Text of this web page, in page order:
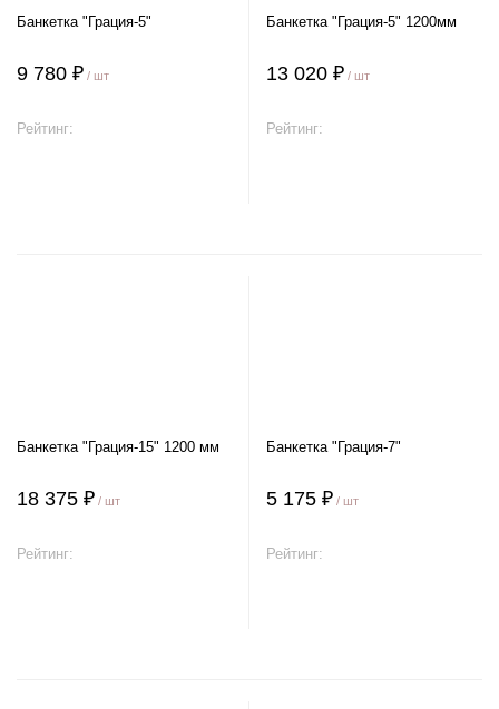
Банкетка "Грация-5"
9 780 ₽ / шт
Рейтинг:
Банкетка "Грация-5" 1200мм
13 020 ₽ / шт
Рейтинг:
Банкетка "Грация-15" 1200 мм
18 375 ₽ / шт
Рейтинг:
Банкетка "Грация-7"
5 175 ₽ / шт
Рейтинг: